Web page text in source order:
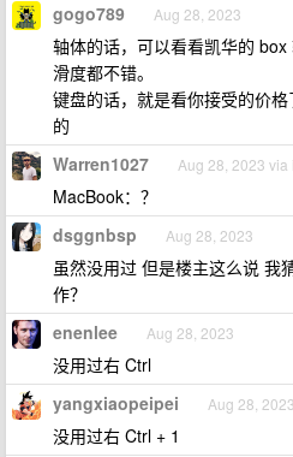
gogo789 Aug 28, 2023
轴体的话，可以看看凯华的
滑度都不错。
键盘的话，就是看你接受的价
的
Warren1027 Aug 28, 2023 via
MacBook：？
dsggnbsp Aug 28, 2023
虽然没用过 但是楼主这么说 我
作？
enenlee Aug 28, 2023
没用过右 Ctrl
yangxiaopeipei Aug 28, 2023
没用过右 Ctrl + 1